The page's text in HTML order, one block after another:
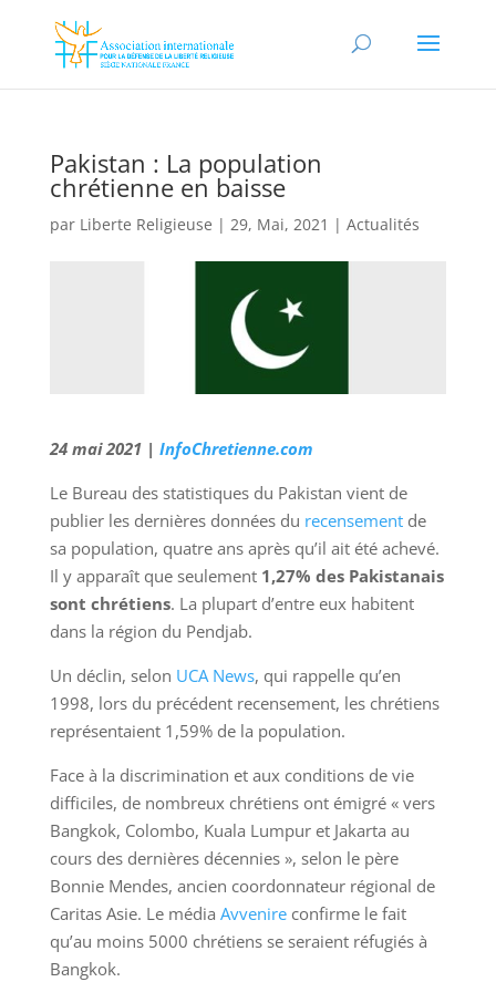
Pakistan : La population
chrétienne en baisse
par Liberte Religieuse | 29, Mai, 2021 | Actualités
24 mai 2021 | InfoChretienne.com
Le Bureau des statistiques du Pakistan vient de
publier les dernières données du recensementde
sa population, quatre ans après qu’il ait été achevé.
Il y apparaît que seulement 1,27% des Pakistanais
sont chrétiens. La plupart d’entre eux habitent
dans la région du Pendjab.
Un déclin, selon UCA News, qui rappelle qu’en
1998, lors du précédent recensement, les chrétiens
représentaient 1,59% de la population.
Face à la discrimination et aux conditions de vie
difficiles, de nombreux chrétiens ont émigré « vers
Bangkok, Colombo, Kuala Lumpur et Jakarta au
cours des dernières décennies », selon le père
Bonnie Mendes, ancien coordonnateur régional de
Caritas Asie. Le média Avvenireconfirme le fait
qu’au moins 5000 chrétiens se seraient réfugiés à
Bangkok.